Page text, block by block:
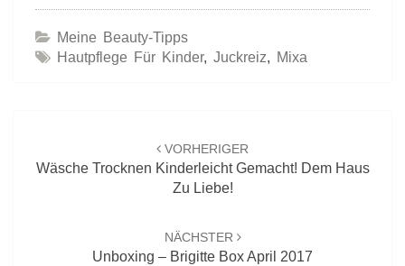
Meine Beauty-Tipps
Hautpflege Für Kinder, Juckreiz, Mixa
VORHERIGER
Wäsche Trocknen Kinderleicht Gemacht! Dem Haus
Zu Liebe!
NÄCHSTER
Unboxing – Brigitte Box April 2017